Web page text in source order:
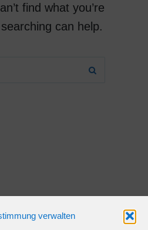
verwalten
find what you’re
can help.